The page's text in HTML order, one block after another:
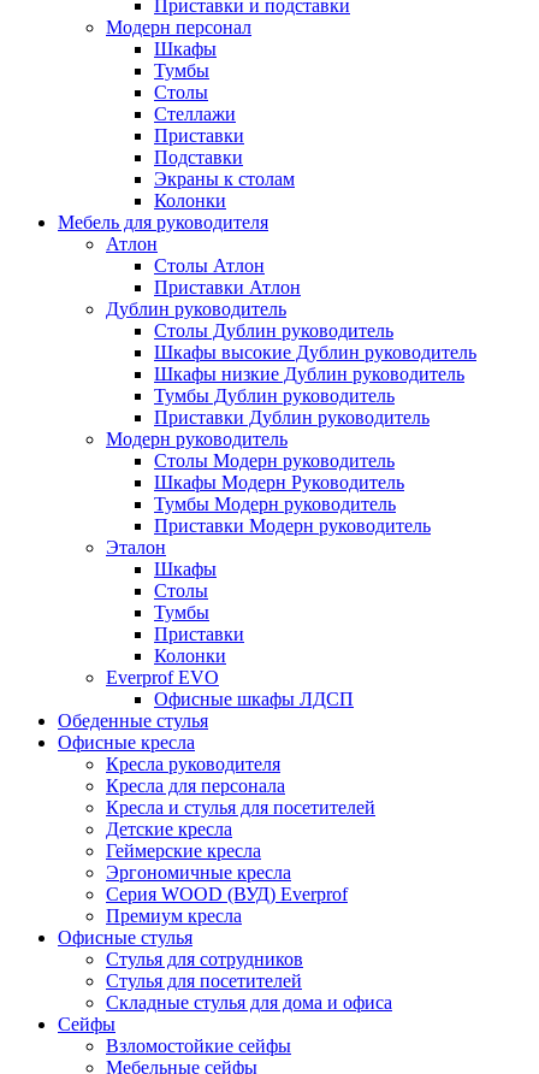
Приставки и подставки
Модерн персонал
Шкафы
Тумбы
Столы
Стеллажи
Приставки
Подставки
Экраны к столам
Колонки
Мебель для руководителя
Атлон
Столы Атлон
Приставки Атлон
Дублин руководитель
Столы Дублин руководитель
Шкафы высокие Дублин руководитель
Шкафы низкие Дублин руководитель
Тумбы Дублин руководитель
Приставки Дублин руководитель
Модерн руководитель
Столы Модерн руководитель
Шкафы Модерн Руководитель
Тумбы Модерн руководитель
Приставки Модерн руководитель
Эталон
Шкафы
Столы
Тумбы
Приставки
Колонки
Everprof EVO
Офисные шкафы ЛДСП
Обеденные стулья
Офисные кресла
Кресла руководителя
Кресла для персонала
Кресла и стулья для посетителей
Детские кресла
Геймерские кресла
Эргономичные кресла
Серия WOOD (ВУД) Everprof
Премиум кресла
Офисные стулья
Стулья для сотрудников
Стулья для посетителей
Складные стулья для дома и офиса
Сейфы
Взломостойкие сейфы
Мебельные сейфы